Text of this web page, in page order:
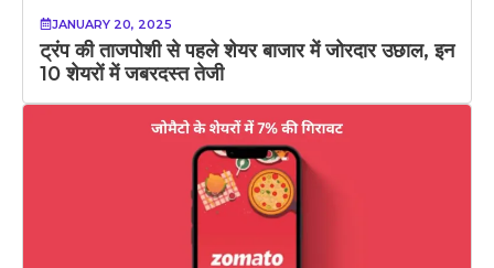
JANUARY 20, 2025
ट्रंप की ताजपोशी से पहले शेयर बाजार में जोरदार उछाल, इन
10 शेयरों में जबरदस्त तेजी